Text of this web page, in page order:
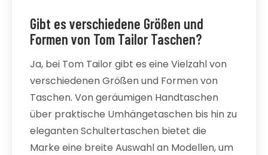
Gibt es verschiedene Größen und
Formen von Tom Tailor Taschen?
Ja, bei Tom Tailor gibt es eine Vielzahl von
verschiedenen Größen und Formen von
Taschen. Von geräumigen Handtaschen
über praktische Umhängetaschen bis hin zu
eleganten Schultertaschen bietet die
Marke eine breite Auswahl an Modellen, um